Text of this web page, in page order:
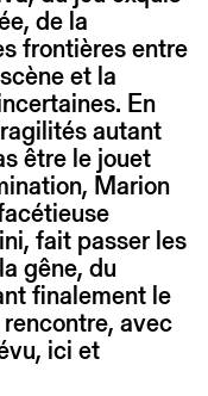
de la
frontières entre
et la
En
autant
être le jouet
Marion
fait passer les
gêne, du
finalement le
avec
ici et